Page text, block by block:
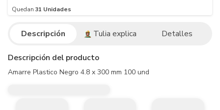
Quedan 31 Unidades
Descripción Tulia explica Detalles
Descripción del producto
Amarre Plastico Negro 4.8 x 300 mm 100 und